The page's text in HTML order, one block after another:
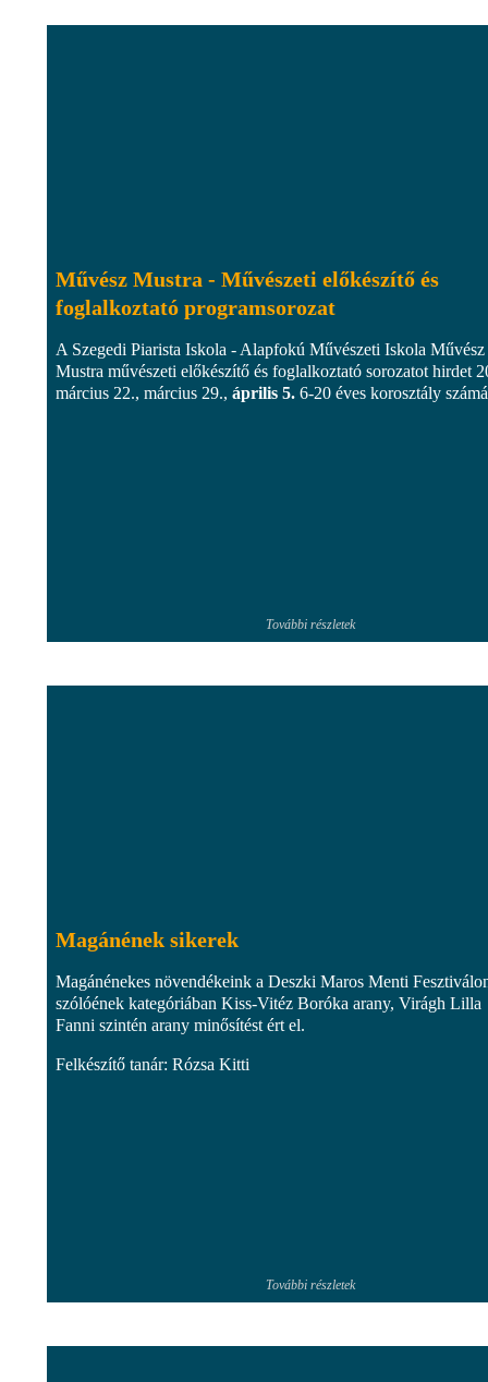
Művész Mustra - Művészeti előkészítő és
foglalkoztató programsorozat
A Szegedi Piarista Iskola - Alapfokú Művészeti Iskola Művész
Mustra művészeti előkészítő és foglalkoztató sorozatot hirdet
március 22., március 29., április 5. 6-20 éves korosztály
További részletek
Magánének sikerek
Magánénekes növendékeink a Deszki Maros Menti
szólóének kategóriában Kiss-Vitéz Boróka arany, Virágh Lilla
Fanni szintén arany minősítést ért el.
Felkészítő tanár: Rózsa Kitti
További részletek